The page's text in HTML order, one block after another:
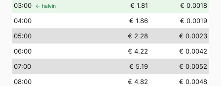
03:00 ← halvin € 1.81
€ 0.0018
04:00 € 1.86
€ 0.0019
05:00 € 2.28
€ 0.0023
06:00 € 4.22
€ 0.0042
07:00 € 5.19
€ 0.0052
08:00 € 4.82
€ 0.0048